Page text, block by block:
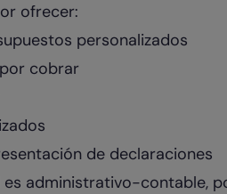
ofrecer:
personalizados
cobrar
de declaraciones
administrativo-contable,